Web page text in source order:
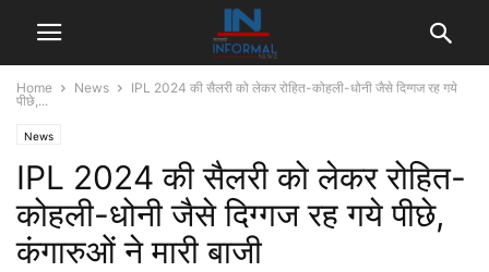
Home News
IPL 2024 की सैलरी को लेकर रोहित-कोहली-धोनी जैसे दिग्गज रह गये
पीछे,...
News
IPL 2024 की सैलरी को लेकर रोहित-
कोहली-धोनी जैसे दिग्गज रह गये पीछे,
कंगारुओं ने मारी बाजी